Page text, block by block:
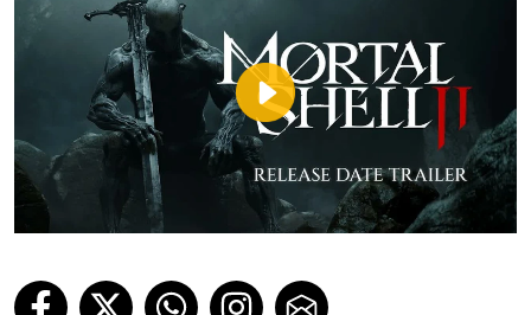
Play
Video